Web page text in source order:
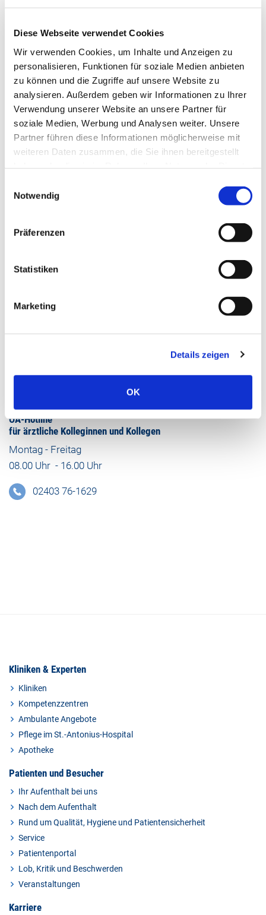
Diese Webseite verwendet Cookies
Wir verwenden Cookies, um Inhalte und Anzeigen zu
personalisieren, Funktionen für soziale Medien anbieten
zu können und die Zugriffe auf unsere Website zu
analysieren. Außerdem geben wir Informationen zu Ihrer
Verwendung unserer Website an unsere Partner für
soziale Medien, Werbung und Analysen weiter. Unsere
Partner führen diese Informationen möglicherweise mit
weiteren Daten zusammen, die Sie ihnen bereitgestellt
Notwendig
Präferenzen
Statistiken
Marketing
Details zeigen
OK
02403 76 - 1739
Mail senden
Endoskopie Anmeldung
02403 76 1258
02403 76 1715
Mail schreiben
Case Management
02403 76-1448
Kontakt für Notfälle
02403 76-1501
OA-Hotline
für ärztliche Kolleginnen und Kollegen
Montag - Freitag
08.00 Uhr - 16.00 Uhr
02403 76-1629
Kliniken & Experten
Kliniken
Kompetenzzentren
Ambulante Angebote
Pflege im St.-Antonius-Hospital
Apotheke
Patienten und Besucher
Ihr Aufenthalt bei uns
Nach dem Aufenthalt
Rund um Qualität, Hygiene und Patientensicherheit
Service
Patientenportal
Lob, Kritik und Beschwerden
Veranstaltungen
Karriere